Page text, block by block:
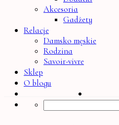
Akcesoria
Gadżety
Relacje
Damsko męskie
Rodzina
Savoir-vivre
Sklep
O blogu